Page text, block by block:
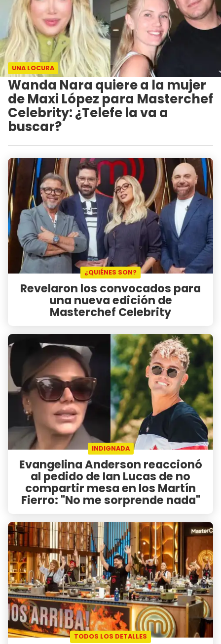
UNA LOCURA
Wanda Nara quiere a la mujer
de Maxi López para Masterchef
Celebrity: ¿Telefe la va a
buscar?
¿QUIÉNES SON?
Revelaron los convocados para
una nueva edición de
Masterchef Celebrity
INDIGNADA
Evangelina Anderson reaccionó
al pedido de Ian Lucas de no
compartir mesa en los Martín
Fierro: "No me sorprende nada"
TODOS LOS DETALLES